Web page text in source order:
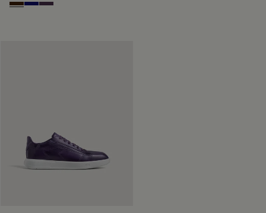
Marrone Intenso
Abisso
Plum